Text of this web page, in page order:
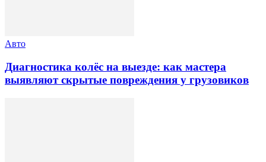
Авто
Диагностика колёс на выезде: как мастера
выявляют скрытые повреждения у грузовиков